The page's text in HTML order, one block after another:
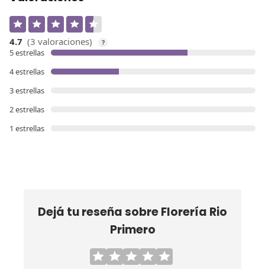
4.7 (3 valoraciones) ?
5 estrellas
4 estrellas
3 estrellas
2 estrellas
1 estrellas
Dejá tu reseña sobreFlorería Rio
Primero